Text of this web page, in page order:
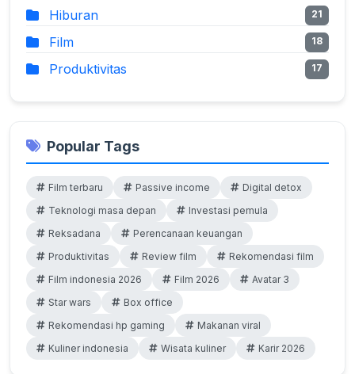
Hiburan 21
Film 18
Produktivitas 17
Popular Tags
Film terbaru Passive income
Digital detox
Teknologi masa depan
Investasi pemula
Reksadana
Perencanaan keuangan
Produktivitas
Review film
Rekomendasi film
Film indonesia 2026
Film 2026
Avatar 3
Star wars
Box office
Rekomendasi hp gaming
Makanan viral
Kuliner indonesia
Wisata kuliner Karir 2026